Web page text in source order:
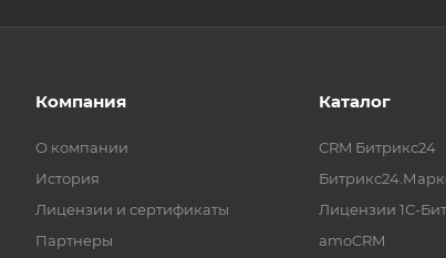
Компания
О компании
История
Лицензии и сертификаты
Партнеры
Каталог
CRM Битрикс24
Лицензии 1С-
amoCRM